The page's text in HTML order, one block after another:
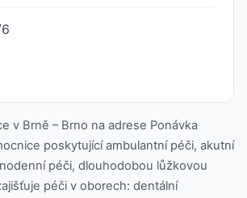
v Brně – Brno na adrese Ponávka
poskytující ambulantní péči, akutní
péči, dlouhodobou lůžkovou
péči v oborech: dentální